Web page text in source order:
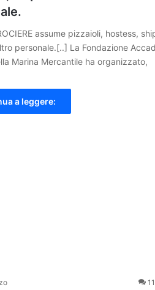
assume pizzaioli, hostess,
personale.[..] La Fondazione
Marina Mercantile ha organizzato,
a leggere:
11